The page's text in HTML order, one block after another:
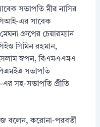
সভাপতি মীর নাসির
এর সাবেক
গ্রুপের চেয়ারম্যান
সিমিন রহমান,
স্বপন, বিএমএএমএ
সভাপতি
এর সহ-সভাপতি প্রীতি
করোনা-পরবর্তী